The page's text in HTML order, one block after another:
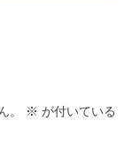
。 ※ が付いている